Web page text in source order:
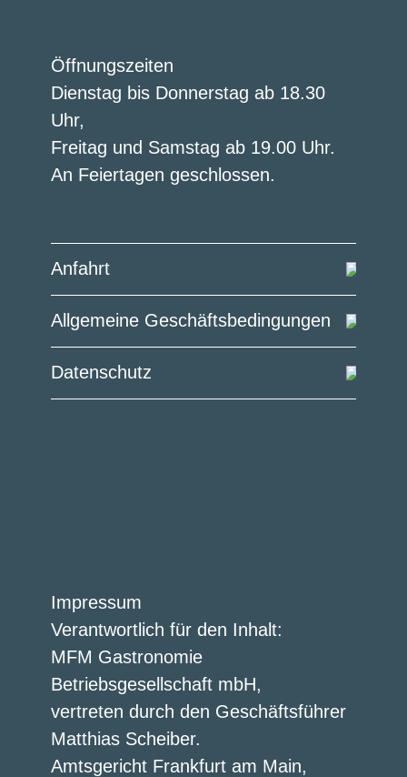
Öffnungszeiten
Dienstag bis Donnerstag ab 18.30
Uhr,
Freitag und Samstag ab 19.00 Uhr.
An Feiertagen geschlossen.
Anfahrt
Allgemeine Geschäfts­bedingungen
Datenschutz
Impressum
Verantwortlich für den Inhalt:
MFM Gastronomie
Betriebsgesellschaft mbH,
vertreten durch den Geschäftsführer
Matthias Scheiber.
Amtsgericht Frankfurt am Main,